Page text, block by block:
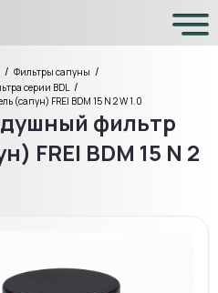
/ Фильтры сапуны /
серии BDL /
(сапун) FREI BDM 15 N 2 W 1.0
фильтр
FREI BDM 15 N 2